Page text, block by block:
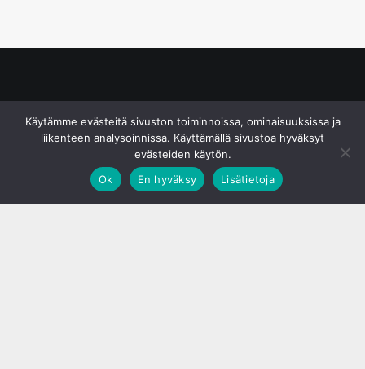
Käytämme evästeitä sivuston toiminnoissa, ominaisuuksissa ja
liikenteen analysoinnissa. Käyttämällä sivustoa hyväksyt
evästeiden käytön.
Ok
En hyväksy Lisätietoja